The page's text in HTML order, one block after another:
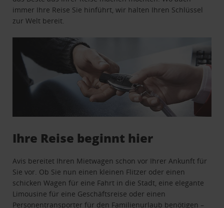
immer Ihre Reise Sie hinführt, wir halten Ihren Schlüssel
zur Welt bereit.
Ihre Reise beginnt hier
Avis bereitet Ihren Mietwagen schon vor Ihrer Ankunft für
Sie vor. Ob Sie nun einen kleinen Flitzer oder einen
schicken Wagen für eine Fahrt in die Stadt, eine elegante
Limousine für eine Geschäftsreise oder einen
Personentransporter für den Familienurlaub benötigen –